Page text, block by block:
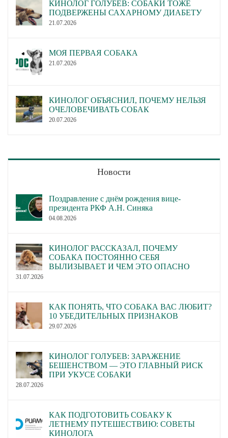
КИНОЛОГ ГОЛУБЕВ: СОБАКИ ТОЖЕ
ПОДВЕРЖЕНЫ САХАРНОМУ ДИАБЕТУ
21.07.2026
МОЯ ПЕРВАЯ СОБАКА
21.07.2026
КИНОЛОГ ОБЪЯСНИЛ, ПОЧЕМУ НЕЛЬЗЯ
ОЧЕЛОВЕЧИВАТЬ СОБАК
20.07.2026
Новости
Поздравление с днём рождения вице-
президента РКФ А.Н. Синяка
04.08.2026
КИНОЛОГ РАССКАЗАЛ, ПОЧЕМУ
СОБАКА ПОСТОЯННО СЕБЯ
ВЫЛИЗЫВАЕТ И ЧЕМ ЭТО ОПАСНО
31.07.2026
КАК ПОНЯТЬ, ЧТО СОБАКА ВАС ЛЮБИТ?
10 УБЕДИТЕЛЬНЫХ ПРИЗНАКОВ
29.07.2026
КИНОЛОГ ГОЛУБЕВ: ЗАРАЖЕНИЕ
БЕШЕНСТВОМ — ЭТО ГЛАВНЫЙ РИСК
ПРИ УКУСЕ СОБАКИ
28.07.2026
КАК ПОДГОТОВИТЬ СОБАКУ К
ЛЕТНЕМУ ПУТЕШЕСТВИЮ: СОВЕТЫ
КИНОЛОГА